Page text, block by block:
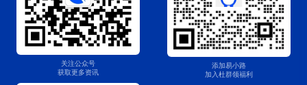
关注公众号
获取更多资讯
添加易小路
加入杜群领福利